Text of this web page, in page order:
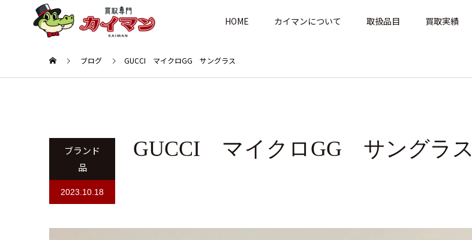
HOME カイマンについて 取扱品目 買取実績
ブログ GUCCI マイクロGG サングラス
ブランド
品
2023.10.18
GUCCI マイクロGG サングラス